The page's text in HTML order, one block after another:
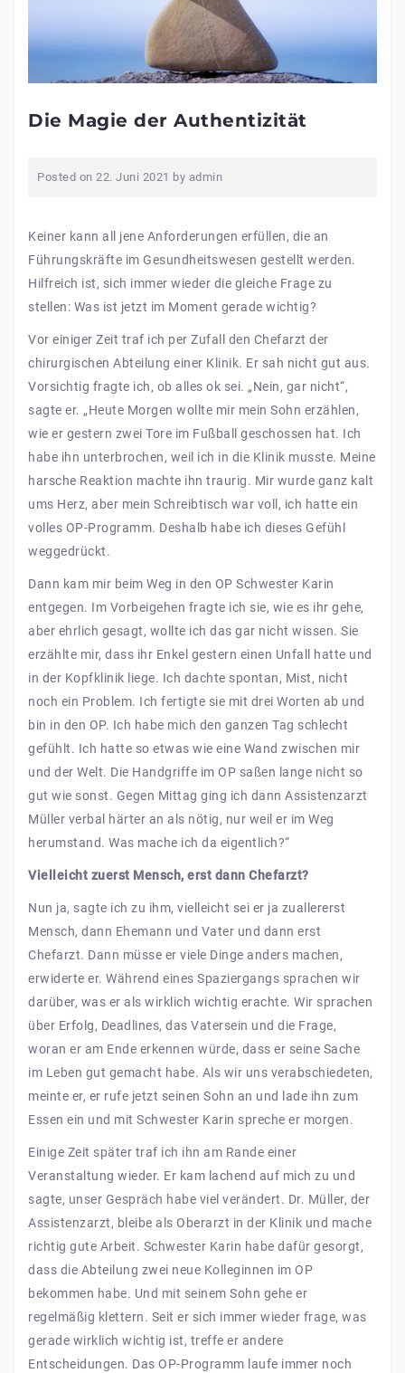
Die Magie der Authentizität
Posted on 22. Juni 2021 by admin
Keiner kann all jene Anforderungen erfüllen, die an
Führungskräfte im Gesundheitswesen gestellt werden.
Hilfreich ist, sich immer wieder die gleiche Frage zu
stellen: Was ist jetzt im Moment gerade wichtig?
Vor einiger Zeit traf ich per Zufall den Chefarzt der
chirurgischen Abteilung einer Klinik. Er sah nicht gut aus.
Vorsichtig fragte ich, ob alles ok sei. „Nein, gar nicht“,
sagte er. „Heute Morgen wollte mir mein Sohn erzählen,
wie er gestern zwei Tore im Fußball geschossen hat. Ich
habe ihn unterbrochen, weil ich in die Klinik musste. Meine
harsche Reaktion machte ihn traurig. Mir wurde ganz kalt
ums Herz, aber mein Schreibtisch war voll, ich hatte ein
volles OP-Programm. Deshalb habe ich dieses Gefühl
weggedrückt.
Dann kam mir beim Weg in den OP Schwester Karin
entgegen. Im Vorbeigehen fragte ich sie, wie es ihr gehe,
aber ehrlich gesagt, wollte ich das gar nicht wissen. Sie
erzählte mir, dass ihr Enkel gestern einen Unfall hatte und
in der Kopfklinik liege. Ich dachte spontan, Mist, nicht
noch ein Problem. Ich fertigte sie mit drei Worten ab und
bin in den OP. Ich habe mich den ganzen Tag schlecht
gefühlt. Ich hatte so etwas wie eine Wand zwischen mir
und der Welt. Die Handgriffe im OP saßen lange nicht so
gut wie sonst. Gegen Mittag ging ich dann Assistenzarzt
Müller verbal härter an als nötig, nur weil er im Weg
herumstand. Was mache ich da eigentlich?“
Vielleicht zuerst Mensch, erst dann Chefarzt?
Nun ja, sagte ich zu ihm, vielleicht sei er ja zuallererst
Mensch, dann Ehemann und Vater und dann erst
Chefarzt. Dann müsse er viele Dinge anders machen,
erwiderte er. Während eines Spaziergangs sprachen wir
darüber, was er als wirklich wichtig erachte. Wir sprachen
über Erfolg, Deadlines, das Vatersein und die Frage,
woran er am Ende erkennen würde, dass er seine Sache
im Leben gut gemacht habe. Als wir uns verabschiedeten,
meinte er, er rufe jetzt seinen Sohn an und lade ihn zum
Essen ein und mit Schwester Karin spreche er morgen.
Einige Zeit später traf ich ihn am Rande einer
Veranstaltung wieder. Er kam lachend auf mich zu und
sagte, unser Gespräch habe viel verändert. Dr. Müller, der
Assistenzarzt, bleibe als Oberarzt in der Klinik und mache
richtig gute Arbeit. Schwester Karin habe dafür gesorgt,
dass die Abteilung zwei neue Kolleginnen im OP
bekommen habe. Und mit seinem Sohn gehe er
regelmäßig klettern. Seit er sich immer wieder frage, was
gerade wirklich wichtig ist, treffe er andere
Entscheidungen. Das OP-Programm laufe immer noch